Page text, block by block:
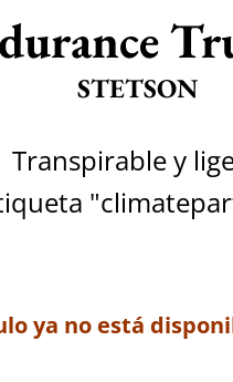
STETSON
Transpirable y
ya no está